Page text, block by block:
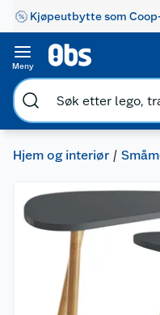
Kjøpeutbytte som
Meny
Hjem og interiør